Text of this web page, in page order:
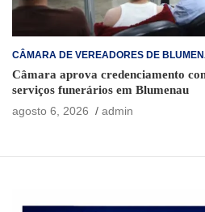
CÂMARA DE VEREADORES DE
Câmara aprova credenciamento
serviços funerários em Blumenau
agosto 6, 2026
admin